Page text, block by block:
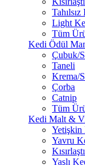
Light
Tüm
Kedi Ödül
Çubuk/
Taneli
Krema/
Çorba
Catnip
Tüm
Kedi Malt &
Yavru
Yaşlı